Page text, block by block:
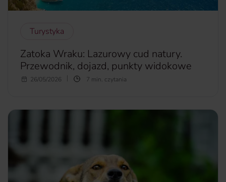
Turystyka
Zatoka Wraku: Lazurowy cud natury.
Przewodnik, dojazd, punkty widokowe
Zatoka Wraku stanowi atrakcję numer jeden na Zakynthos.
najbardziej rozpoznawalnym punktem na mapie Grecji? Czy
do Zatoki Wraku?
26/05/2026 7 min. czytania